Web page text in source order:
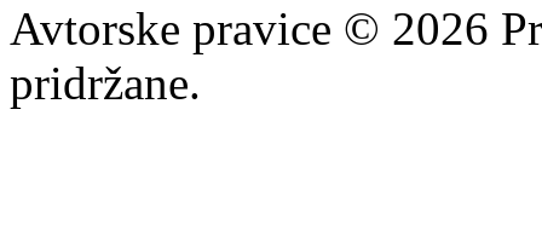
Avtorske pravice © 2026
pridržane.